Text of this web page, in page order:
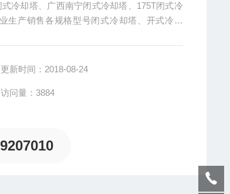
冷却塔、广西南宁闭式冷却塔、175T闭式冷
生产销售各规格型号闭式冷却塔、开式冷却
更新时间：2018-08-24
访问量：3884